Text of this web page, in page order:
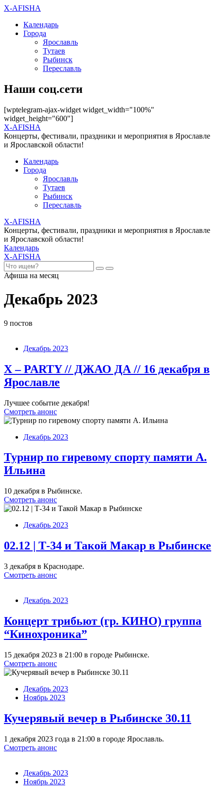
X-AFISHA
Календарь
Города
Ярославль
Тутаев
Рыбинск
Переславль
Наши соц.сети
[wptelegram-ajax-widget widget_width="100%"
widget_height="600"]
X-AFISHA
Концерты, фестивали, праздники и мероприятия в Ярославле
и Ярославской области!
Календарь
Города
Ярославль
Тутаев
Рыбинск
Переславль
X-AFISHA
Концерты, фестивали, праздники и мероприятия в Ярославле
и Ярославской области!
Календарь
X-AFISHA
Афиша на месяц
Декабрь 2023
9 постов
Декабрь 2023
X – PARTY // ДЖАО ДА // 16 декабря в
Ярославле
Лучшее событие декабря!
Смотреть анонс
Декабрь 2023
Турнир по гиревому спорту памяти А.
Ильина
10 декабря в Рыбинске.
Смотреть анонс
Декабрь 2023
02.12 | Т-34 и Такой Макар в Рыбинске
3 декабря в Краснодаре.
Смотреть анонс
Декабрь 2023
Концерт трибьют (гр. КИНО) группа
“Кинохроника”
15 декабря 2023 в 21:00 в городе Рыбинске.
Смотреть анонс
Декабрь 2023
Ноябрь 2023
Кучерявый вечер в Рыбинске 30.11
1 декабря 2023 года в 21:00 в городе Ярославль.
Смотреть анонс
Декабрь 2023
Ноябрь 2023